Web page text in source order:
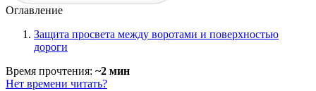
Оглавление
Защита просвета между воротами и поверхностью
дороги
Время прочтения: ~2 мин
Нет времени читать?